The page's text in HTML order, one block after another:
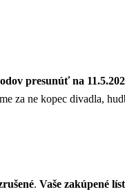
presunúť na
. Vaše zakúpené
za ne kopec divadla,